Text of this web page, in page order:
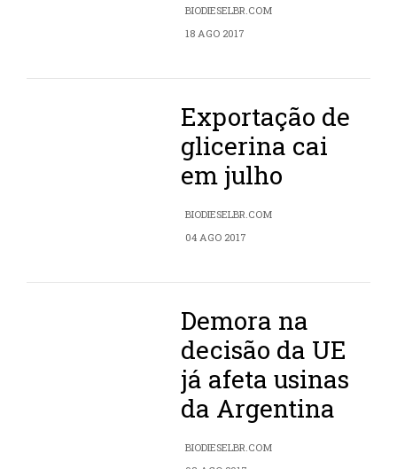
BIODIESELBR.COM
18 AGO 2017
Exportação de
glicerina cai
em julho
BIODIESELBR.COM
04 AGO 2017
Demora na
decisão da UE
já afeta usinas
da Argentina
BIODIESELBR.COM